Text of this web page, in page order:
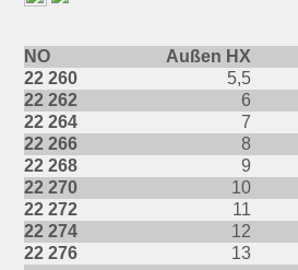
NO Außen HX
22 260
5,5
22 262
6
22 264
7
22 266
8
22 268
9
22 270
10
22 272
11
22 274
12
22 276
13